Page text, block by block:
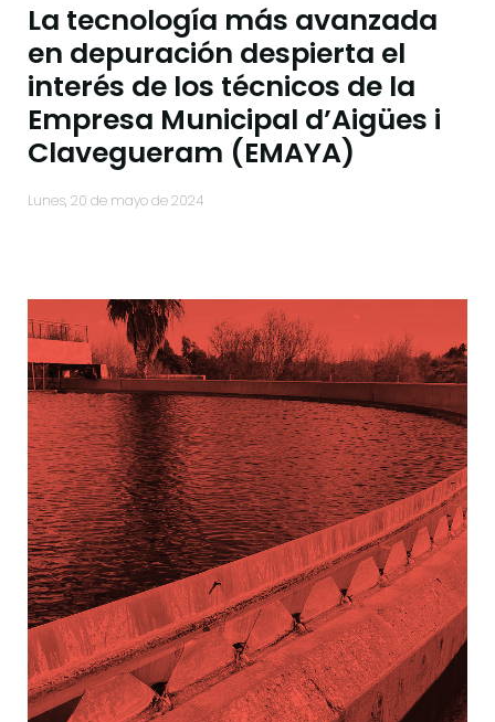
La tecnología más avanzada
en depuración despierta el
interés de los técnicos de la
Empresa Municipal d’Aigües i
Clavegueram (EMAYA)
lunes, 20 de mayo de 2024